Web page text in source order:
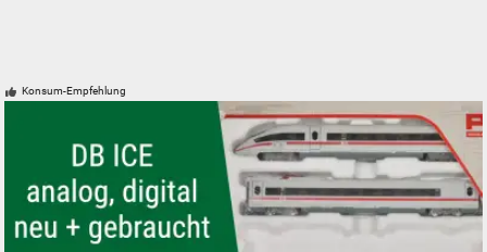
Konsum-Empfehlung